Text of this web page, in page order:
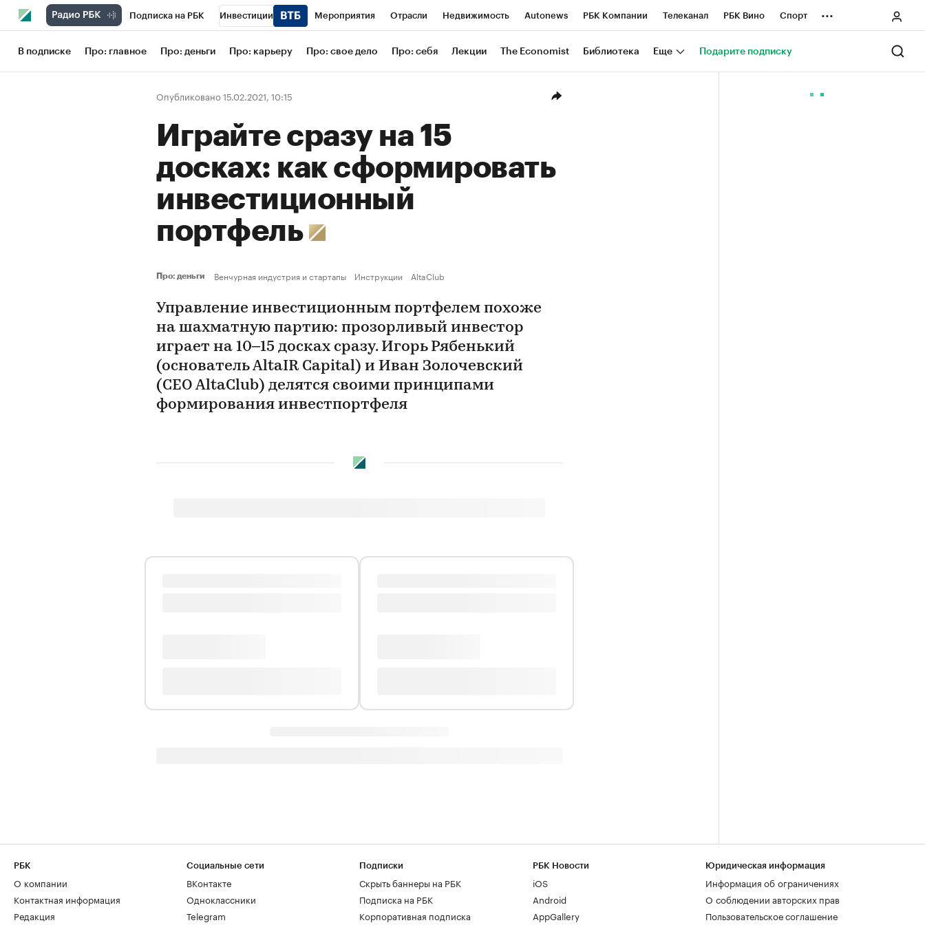
Подписка на РБК Инвестиции Мероприятия Отрасли Недвижимость Autonews РБК Компании Телеканал РБК Вино Спорт
Школа управления РБК РБК Образование РБК Life Тренды Визионеры Национальные проекты Город
Рынок наличной валюты
...
В подписке Про: главное Про: деньги Про: карьеру Про: свое дело Про: себя Лекции The Economist Библиотека Еще Подарите подписку
Опубликовано 15.02.2021, 10:15
Играйте сразу на 15
досках: как сформировать
инвестиционный
портфель
Про: деньги Венчурная индустрия и стартапы Инструкции AltaClub
Управление инвестиционным портфелем похоже
на шахматную партию: прозорливый инвестор
играет на 10–15 досках сразу. Игорь Рябенький
(основатель AltaIR Capital) и Иван Золочевский
(CEO AltaClub) делятся своими принципами
формирования инвестпортфеля
РБК
О компании
Контактная информация
Редакция
Социальные сети
ВКонтакте
Одноклассники
Telegram
Подписки
Скрыть баннеры на РБК
Подписка на РБК
Корпоративная подписка
РБК Новости
iOS
Android
AppGallery
Юридическая информация
Информация об ограничениях
О соблюдении авторских прав
Пользовательское соглашение